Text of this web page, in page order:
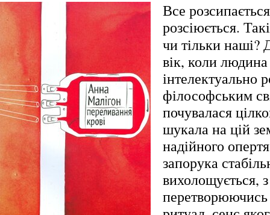
Все
розсіюється.
чи тільки наші?
вік, коли
інтелектуально
філософським
почувалася
шукала на цій
надійного
запорука
вихолощується,